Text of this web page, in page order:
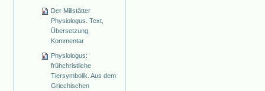
Der Millstätter
Physiologus. Text,
Übersetzung,
Kommentar
Physiologus:
frühchristliche
Tiersymbolik. Aus dem
Griechischen